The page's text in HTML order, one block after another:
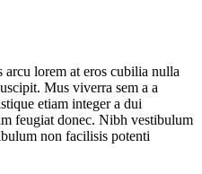
lorem at eros cubilia nulla
Mus viverra sem a a
etiam integer a dui
feugiat donec. Nibh vestibulum
non facilisis potenti